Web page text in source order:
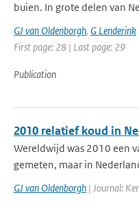
buien. In grote delen van
GJ van Oldenborgh, G Lenderink
First page: 28 | Last page: 29
Publication
2010 relatief koud in
Wereldwijd was 2010 een
gemeten, maar in
GJ van Oldenborgh | Journal: